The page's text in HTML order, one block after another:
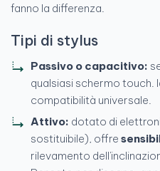
fanno la differenza.
Tipi di stylus
Passivo o capacitivo:
qualsiasi schermo touch.
compatibilità universale.
Attivo: dotato di
sostituibile), offre
rilevamento